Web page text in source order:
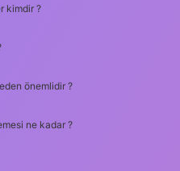
kimdir ?
önemlidir ?
ne kadar ?